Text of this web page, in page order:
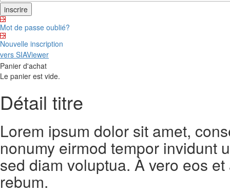
Mot de passe oublié?
Nouvelle inscription
vers SIAViewer
Panier d'achat
Le panier est vide.
Détail titre
Lorem ipsum dolor sit amet,
nonumy eirmod tempor invidunt
sed diam voluptua. À vero eos
rebum.